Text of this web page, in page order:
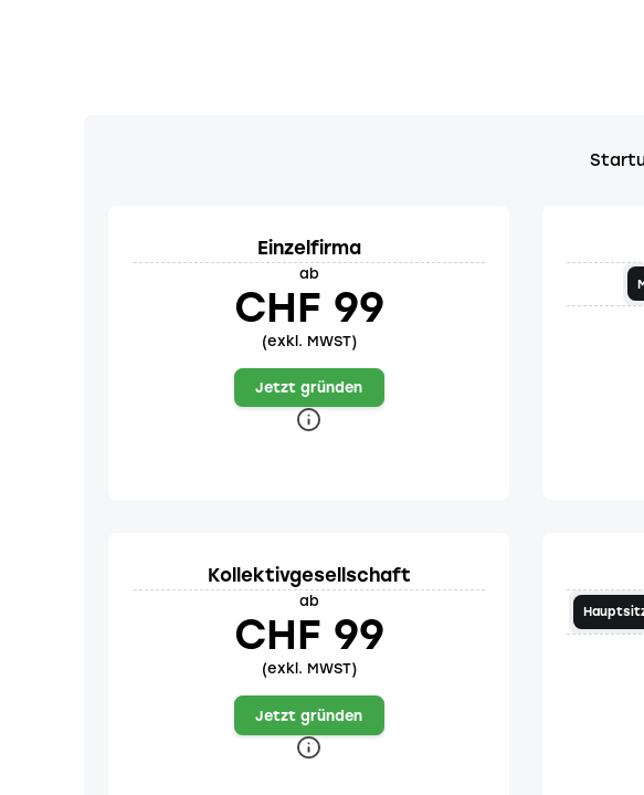
Einzelfirma
ab
CHF 99
(exkl. MWST)
Jetzt gründen
Kollektivgesellschaft
ab
CHF 99
(exkl. MWST)
Jetzt gründen